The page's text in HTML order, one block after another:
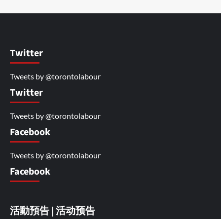
Twitter
Tweets by @torontolabour
Twitter
Tweets by @torontolabour
Facebook
Tweets by @torontolabour
Facebook
活動預告 | 活动预告